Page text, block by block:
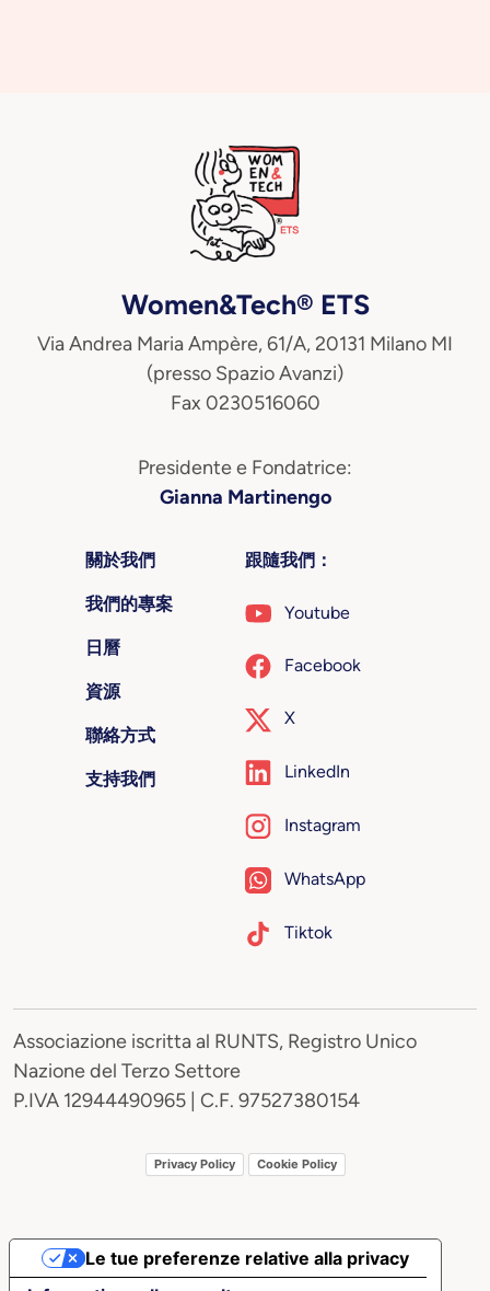
Women&Tech® ETS
Via Andrea Maria Ampère, 61/A, 20131 Milano MI
(presso Spazio Avanzi)
Fax 0230516060
Presidente e Fondatrice:
Gianna Martinengo
關於我們
我們的專案
日曆
資源
聯絡方式
支持我們
跟隨我們：
Youtube
Facebook
X
LinkedIn
Instagram
WhatsApp
Tiktok
Associazione iscritta al RUNTS, Registro Unico
Nazione del Terzo Settore
P.IVA 12944490965 | C.F. 97527380154
Privacy Policy Cookie Policy
Le tue preferenze relative alla privacy